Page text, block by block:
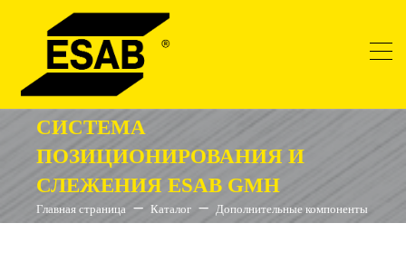
СИСТЕМА
ПОЗИЦИОНИРОВАНИЯ И
СЛЕЖЕНИЯ ESAB GMH
Главная страница Каталог Дополнительные компоненты